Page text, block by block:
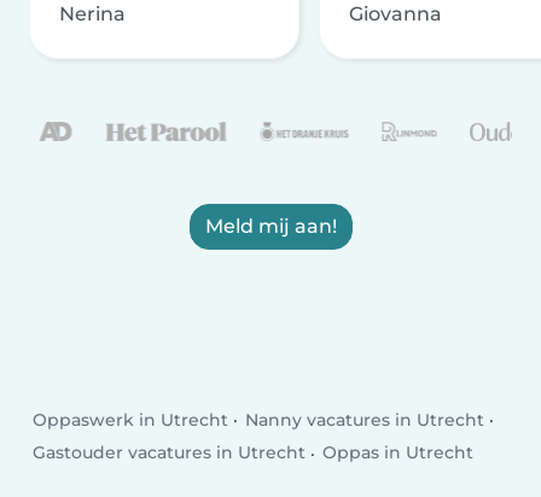
Nerina Giovanna
Meld mij aan!
Oppaswerk in Utrecht
Nanny vacatures in Utrecht
Gastouder vacatures in Utrecht
Oppas in Utrecht